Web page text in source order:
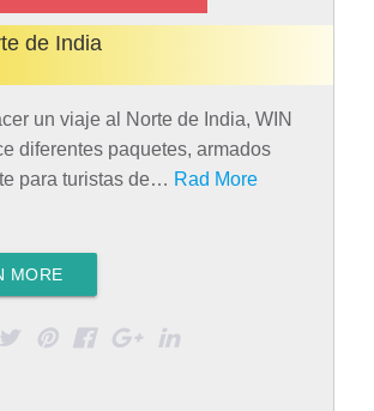
de India
un viaje al Norte de India, WIN
diferentes paquetes, armados
para turistas de… Rad More
MORE